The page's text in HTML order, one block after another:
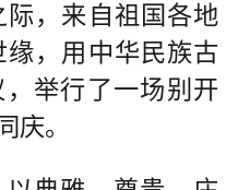
，来自祖国各地
，用中华民族古
举行了一场别开
庆。